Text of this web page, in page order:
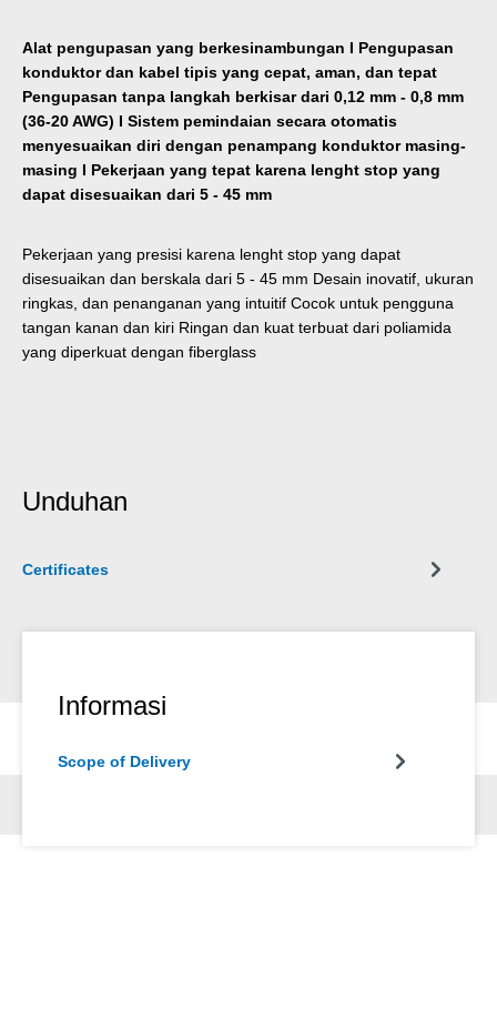
Alat pengupasan yang berkesinambungan I Pengupasan
konduktor dan kabel tipis yang cepat, aman, dan tepat
Pengupasan tanpa langkah berkisar dari 0,12 mm - 0,8 mm
(36-20 AWG) I Sistem pemindaian secara otomatis
menyesuaikan diri dengan penampang konduktor masing-
masing I Pekerjaan yang tepat karena lenght stop yang
dapat disesuaikan dari 5 - 45 mm
Pekerjaan yang presisi karena lenght stop yang dapat
disesuaikan dan berskala dari 5 - 45 mm Desain inovatif, ukuran
ringkas, dan penanganan yang intuitif Cocok untuk pengguna
tangan kanan dan kiri Ringan dan kuat terbuat dari poliamida
yang diperkuat dengan fiberglass
Unduhan
Certificates
Informasi
Scope of Delivery